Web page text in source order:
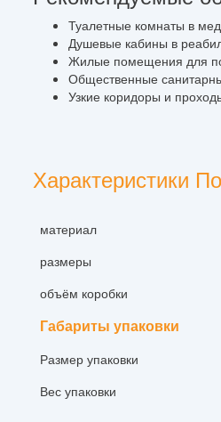
Туалетные комнаты в
Душевые кабины в
Жилые помещения для
Общественные
Узкие коридоры и
Характеристики
материал
размеры
объём коробки
Габариты упаковки
Размер упаковки
Вес упаковки